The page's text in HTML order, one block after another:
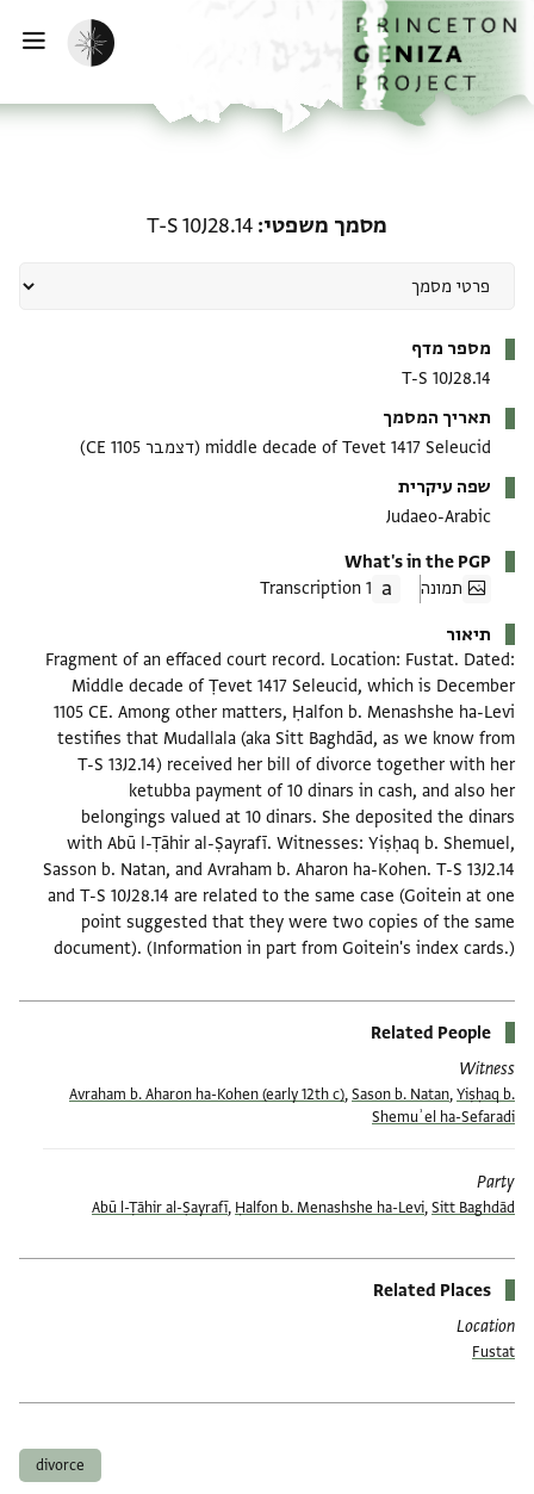
לתוכןהבית
הפעלת מצב כהה
מסמך משפטי T-S 10J28.14
מספר מדף
T-S 10J28.14
תאריך המסמך
middle decade of Tevet 1417 Seleucid (דצמבר 1105 CE)
שפה עיקרית
Judaeo-Arabic
What's in the PGP
תמונה
1 Transcription
תיאור
Fragment of an effaced court record. Location: Fustat. Dated:
Middle decade of Ṭevet 1417 Seleucid, which is December
1105 CE. Among other matters, Ḥalfon b. Menashshe ha-Levi
testifies that Mudallala (aka Sitt Baghdād, as we know from
T-S 13J2.14) received her bill of divorce together with her
ketubba payment of 10 dinars in cash, and also her
belongings valued at 10 dinars. She deposited the dinars
with Abū l-Ṭāhir al-Ṣayrafī. Witnesses: Yiṣḥaq b. Shemuel,
Sasson b. Natan, and Avraham b. Aharon ha-Kohen. T-S 13J2.14
and T-S 10J28.14 are related to the same case (Goitein at one
point suggested that they were two copies of the same
document). (Information in part from Goitein's index cards.)
Related People
Witness
Avraham b. Aharon ha-Kohen (early 12th c),Sason b. Natan,Yiṣḥaq b.
Shemuʾel ha-Sefaradi
Party
Abū l-Ṭāhir al-Ṣayrafī ,Ḥalfon b. Menashshe ha-Levi,Sitt Baghdād
Related Places
Location
Fustat
divorce